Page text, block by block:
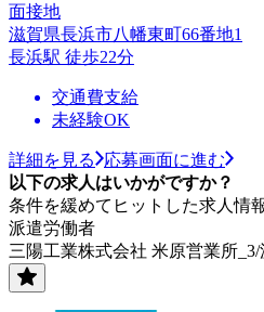
面接地
滋賀県長浜市八幡東町66番地1
長浜駅 徒歩22分
交通費支給
未経験OK
詳細を見る
応募画面に進む
以下の求人はいかがですか？
条件を緩めてヒットした求人情
派遣労働者
三陽工業株式会社 米原営業所_3/